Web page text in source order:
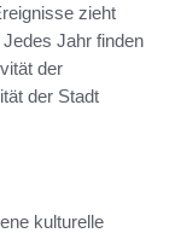
zieht
Jahr finden
der
der Stadt
kulturelle